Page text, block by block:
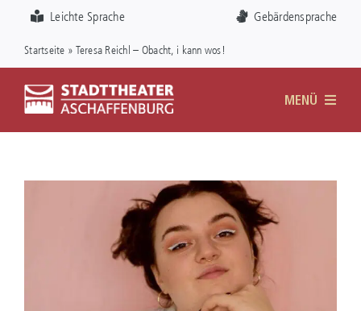
springen
Visuelle
öffnen.
Startseite » Teresa Reichl – Obacht, i kann wos!
Leichte Sprache Gebärdensprache
MENÜ
SPIELPLAN
KARTEN
FÖRDERVEREIN